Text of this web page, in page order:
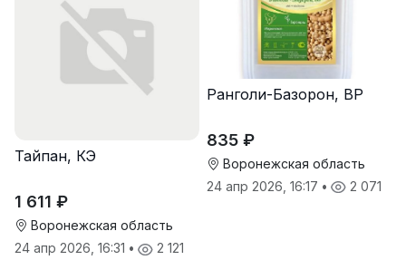
Тайпан, КЭ
1 611 ₽
Воронежская область
24 апр 2026, 16:31 • 2 121
Ранголи-Базорон, ВР
835 ₽
Воронежская область
24 апр 2026, 16:17 • 2 071